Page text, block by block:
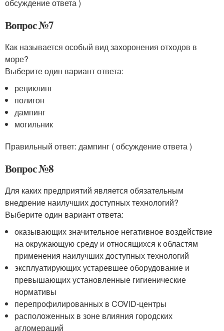
обсуждение ответа )
Вопрос №7
Как называется особый вид захоронения отходов в
море?
Выберите один вариант ответа:
рециклинг
полигон
дампинг
могильник
Правильный ответ: дампинг ( обсуждение ответа )
Вопрос №8
Для каких предприятий является обязательным
внедрение наилучших доступных технологий?
Выберите один вариант ответа:
оказывающих значительное негативное воздействие
на окружающую среду и относящихся к областям
применения наилучших доступных технологий
эксплуатирующих устаревшее оборудование и
превышающих установленные гигиенические
нормативы
перепрофилированных в COVID-центры
расположенных в зоне влияния городских
агломераций